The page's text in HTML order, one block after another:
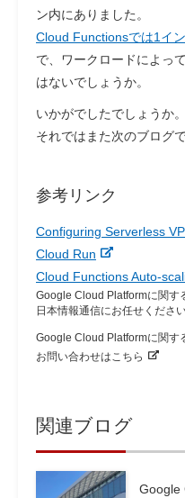
ン内にありました。
Cloud Functionsでは1イ
で、ワークロードによっ
はないでしょうか。
いかがでしたでしょうか。
それではまた次のブログ
参考リンク
Configuring Serverless
Cloud Run
Cloud Functions Auto-
Google Cloud Platformに関す
日本情報通信にお任せください
Google Cloud Platformに関す
お問い合わせはこちら
関連ブログ
Google